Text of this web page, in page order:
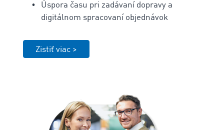
Úspora času pri zadávaní dopravy a
digitálnom spracovaní objednávok
Zistiť viac >